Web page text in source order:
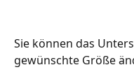
Sie können das
gewünschte Größe